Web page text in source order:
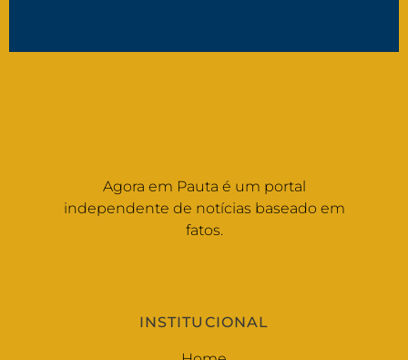
Agora em Pauta é um portal
independente de notícias baseado em
fatos.
INSTITUCIONAL